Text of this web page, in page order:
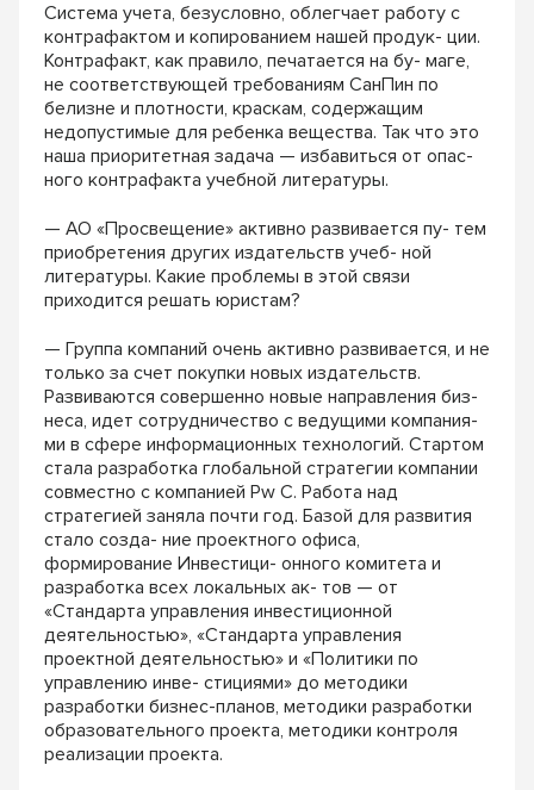
Система учета, безусловно, облегчает работу с
контрафактом и копированием нашей продук- ции.
Контрафакт, как правило, печатается на бу- маге,
не соответствующей требованиям СанПин по
белизне и плотности, краскам, содержащим
недопустимые для ребенка вещества. Так что это
наша приоритетная задача — избавиться от опас-
ного контрафакта учебной литературы.
— АО «Просвещение» активно развивается пу- тем
приобретения других издательств учеб- ной
литературы. Какие проблемы в этой связи
приходится решать юристам?
— Группа компаний очень активно развивается, и не
только за счет покупки новых издательств.
Развиваются совершенно новые направления биз-
неса, идет сотрудничество с ведущими компания-
ми в сфере информационных технологий. Стартом
стала разработка глобальной стратегии компании
совместно с компанией Pw C. Работа над
стратегией заняла почти год. Базой для развития
стало созда- ние проектного офиса,
формирование Инвестици- онного комитета и
разработка всех локальных ак- тов — от
«Стандарта управления инвестиционной
деятельностью», «Стандарта управления
проектной деятельностью» и «Политики по
управлению инве- стициями» до методики
разработки бизнес-планов, методики разработки
образовательного проекта, методики контроля
реализации проекта.